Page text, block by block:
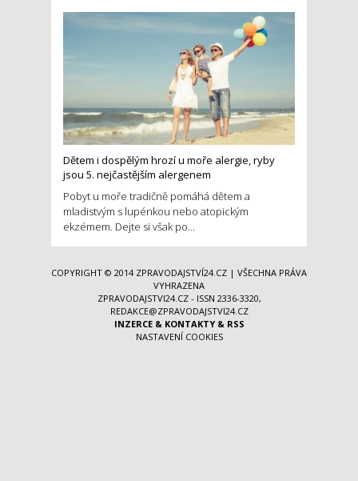
Dětem i dospělým hrozí u moře alergie, ryby
jsou 5. nejčastějším alergenem
Pobyt u moře tradičně pomáhá dětem a
mladistvým s lupénkou nebo atopickým
ekzémem. Dejte si však po...
COPYRIGHT © 2014 ZPRAVODAJSTVÍ24.CZ | VŠECHNA PRÁVA
VYHRAZENA
ZPRAVODAJSTVI24.CZ - ISSN 2336-3320,
REDAKCE@ZPRAVODAJSTVI24.CZ
INZERCE& KONTAKTY& RSS
NASTAVENÍ COOKIES